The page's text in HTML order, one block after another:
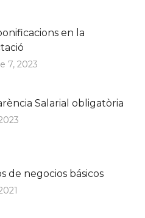
en la
7, 2023
Salarial obligatòria
de negocios básicos